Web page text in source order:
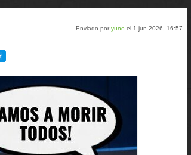
Enviado poryuno el 1 jun 2026, 16:57